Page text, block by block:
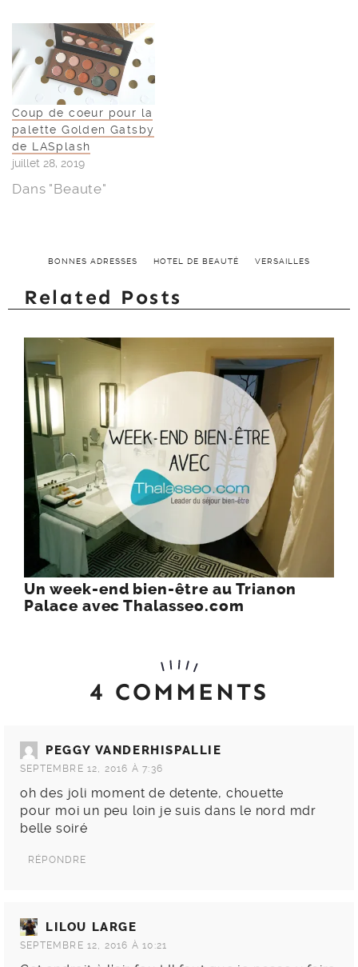
Coup de coeur pour la
palette Golden Gatsby
de LASplash
juillet 28, 2019
Dans "Beaute"
BONNES ADRESSES HOTEL DE BEAUTÉ VERSAILLES
Related Posts
Un week-end bien-être au Trianon
Palace avec Thalasseo.com
4 COMMENTS
PEGGY VANDERHISPALLIE
SEPTEMBRE 12, 2016 À 7:36
oh des joli moment de detente, chouette
pour moi un peu loin je suis dans le nord mdr
belle soiré
RÉPONDRE
LILOU LARGE
SEPTEMBRE 12, 2016 À 10:21